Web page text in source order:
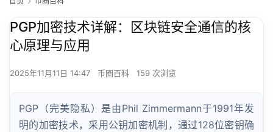
PGP加密技术详解：区块链安全通信的核
心原理与应用
2025年11月11日 14:47 币圈百科 159 次浏览
PGP（完美隐私）是由Phil Zimmermann于1991年发
明的加密技术，采用公钥加密机制，通过128位密钥确